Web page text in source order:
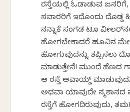
ರಸ್ತೆಯಲ್ಲಿ ಓಡಾಡುವ
ಸವಾರರಿಗೆ ಇದೊಂದು ದೊಡ್ಡ
ನನ್ನಾಕೆ ಸಂಗಡ ಟೂ
ಹೋಗಬೇಕಾದರೆ ಹೂವಿನ
ಹೋಗುವುದನ್ನು ತಪ್ಪಿಸಲು
ಮಾಡುತ್ತೇನೆ! ಮುಂದೆ ಹೆಣದ
ಆ ರಸ್ತೆ ಅವಾಯ್ಡ್
ಅಥವಾ ಯಾವುದೇ
ರಸ್ತೆಗೆ ಹೋಗದಿರುವುದು,